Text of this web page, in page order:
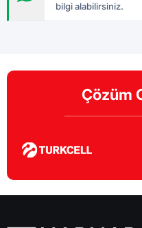
bilgi alabilirsiniz.
Çözüm